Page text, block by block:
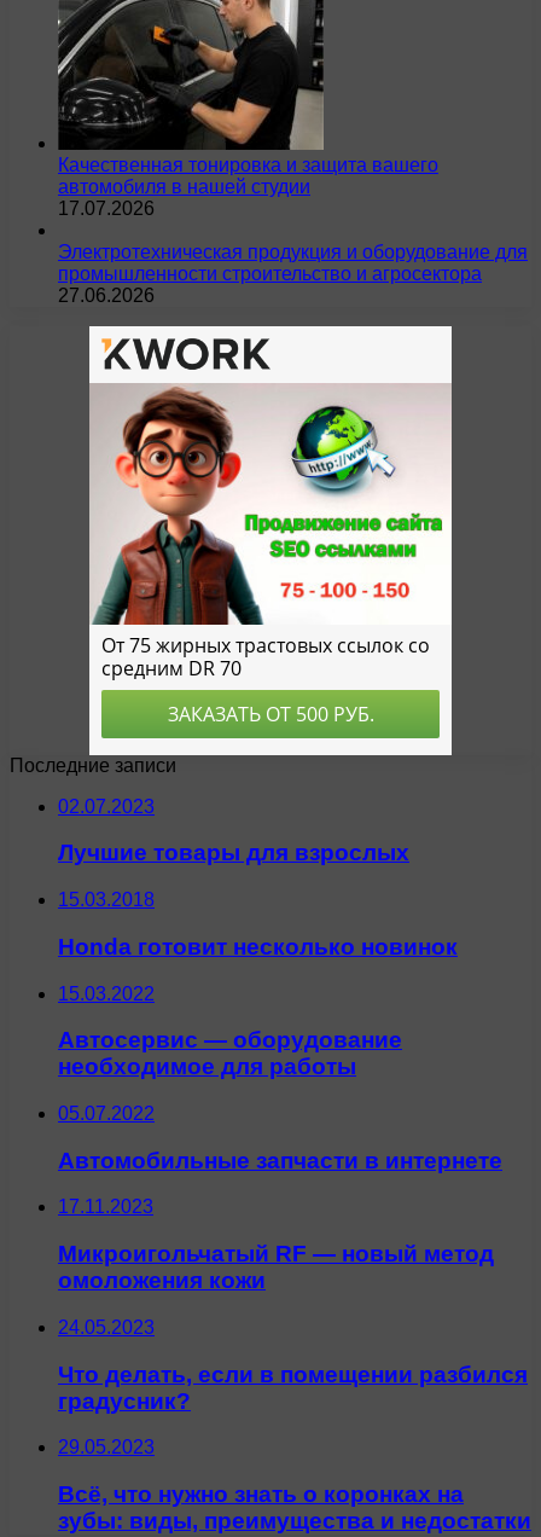
Качественная тонировка и защита вашего
автомобиля в нашей студии
17.07.2026
Электротехническая продукция и оборудование для
промышленности строительство и агросектора
27.06.2026
Последние записи
02.07.2023
Лучшие товары для взрослых
15.03.2018
Honda готовит несколько новинок
15.03.2022
Автосервис — оборудование
необходимое для работы
05.07.2022
Автомобильные запчасти в интернете
17.11.2023
Микроигольчатый RF — новый метод
омоложения кожи
24.05.2023
Что делать, если в помещении разбился
градусник?
29.05.2023
Всё, что нужно знать о коронках на
зубы: виды, преимущества и недостатки